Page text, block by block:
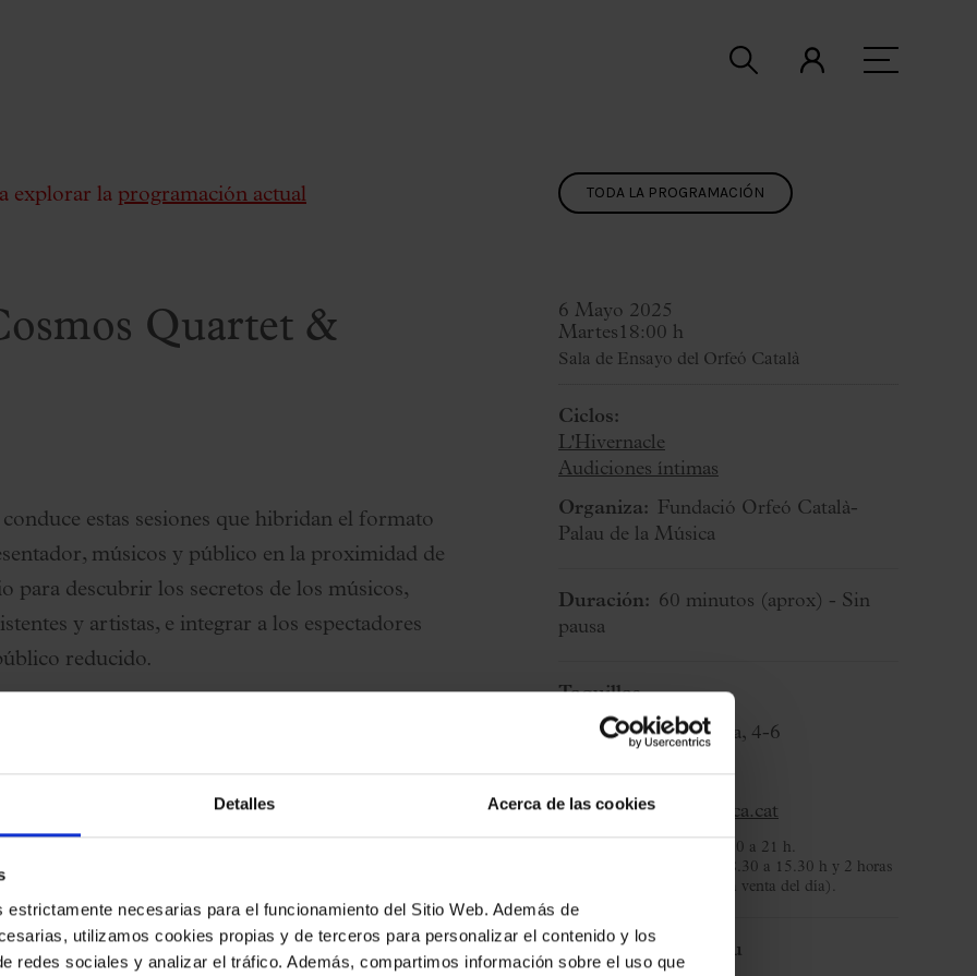
Detalles Acerca de las cookies
estrictamente necesarias para el funcionamiento del Sitio Web. Además de
utilizamos cookies propias y de terceros para personalizar el contenido y los
redes sociales y analizar el tráfico. Además, compartimos información sobre el uso que
explorar la programación actual
Quartet &
estas sesiones que hibridan el formato
músicos y público en la proximidad de
para descubrir los secretos de los músicos,
y artistas, e integrar a los espectadores
reducido.
TODA LA PROGRAMACIÓN
6 Mayo 2025
Martes 18:00 h
Sala de Ensayo del Orfeó Català
Ciclos:
L'Hivernacle
Audiciones íntimas
Organiza: Fundació Orfeó Català-
Palau de la Música
Duración: 60 minutos (aprox) - Sin
pausa
Taquillas
C/ Palau de la Música, 4-6
taquilles@palaumusica.cat
: de 8.30 a 21 h.
: de 8.30 a 15.30 h y 2 horas
antes del concierto (para la venta del día).
Bienvenida al Palau